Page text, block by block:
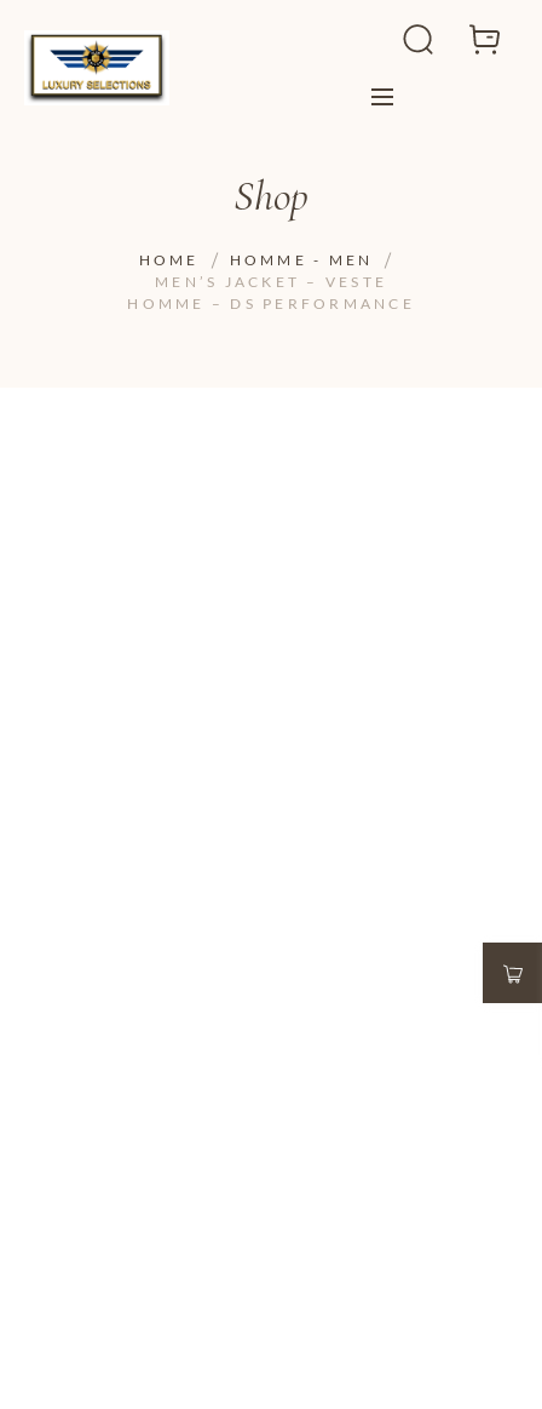
Shop
HOME
HOMME - MEN
MEN’S JACKET – VESTE
HOMME – DS PERFORMANCE